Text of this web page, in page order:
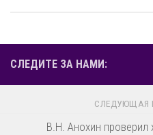
СЛЕДИТЕ ЗА НАМИ:
СЛЕДУЮЩАЯ
В.Н. Анохин проверил